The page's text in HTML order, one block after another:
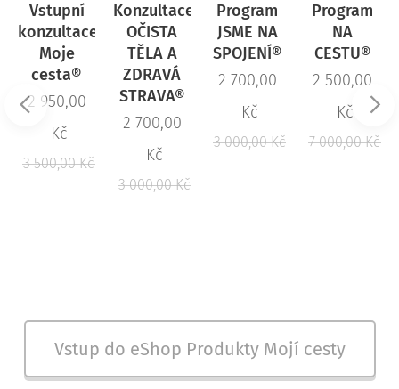
Vstupní
konzultace
Moje
cesta®
2 950,00
Kč
3 500,00Kč
Konzultace
OČISTA
TĚLA A
ZDRAVÁ
STRAVA®
2 700,00
Kč
3 000,00Kč
Program
JSME NA
SPOJENÍ®
2 700,00
Kč
3 000,00Kč
Program
NA
CESTU®
2 500,00
Kč
7 000,00Kč
Vstup do eShop Produkty Mojí cesty